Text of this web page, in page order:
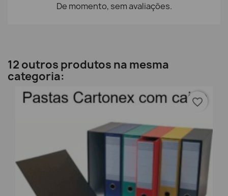
De momento, sem avaliações.
12 outros produtos na mesma
categoria:
favorite_border